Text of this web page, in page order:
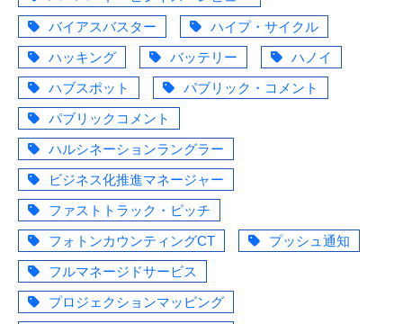
バイアスバスター
ハイプ・サイクル
ハッキング
バッテリー
ハノイ
ハブスポット
パブリック・コメント
パブリックコメント
ハルシネーションラングラー
ビジネス化推進マネージャー
ファストトラック・ピッチ
フォトンカウンティングCT
プッシュ通知
フルマネージドサービス
プロジェクションマッピング